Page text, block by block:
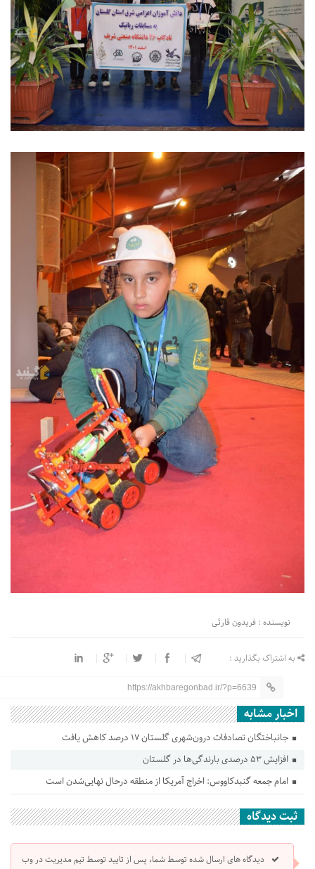
نویسنده : فریدون قارئی
به اشتراک بگذارید :
https://akhbaregonbad.ir/?p=6639
اخبار مشابه
جانباختگان تصادفات درون‌شهری گلستان ۱۷ درصد کاهش یافت
افزایش ۵۳ درصدی بارندگی‌ها در گلستان
امام جمعه گنبدکاووس: اخراج آمریکا از منطقه درحال نهایی‌شدن است
ثبت دیدگاه
دیدگاه های ارسال شده توسط شما، پس از تایید توسط تیم مدیریت در وب